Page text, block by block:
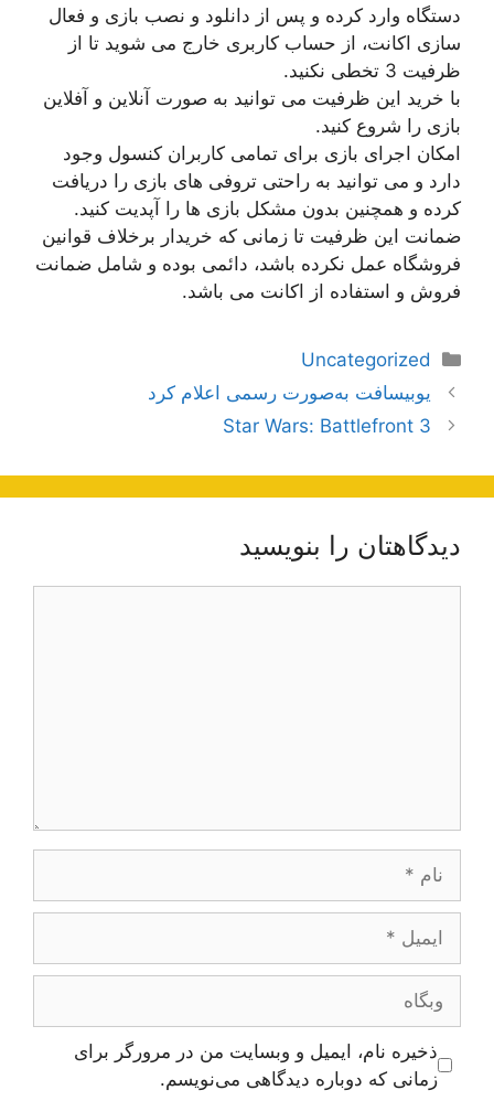
دستگاه وارد کرده و پس از دانلود و نصب بازی و فعال
سازی اکانت، از حساب کاربری خارج می شوید تا از
ظرفیت 3 تخطی نکنید.
با خرید این ظرفیت می توانید به صورت آنلاین و آفلاین
بازی را شروع کنید.
امکان اجرای بازی برای تمامی کاربران کنسول وجود
دارد و می توانید به راحتی تروفی های بازی را دریافت
کرده و همچنین بدون مشکل بازی ها را آپدیت کنید.
ضمانت این ظرفیت تا زمانی که خریدار برخلاف قوانین
فروشگاه عمل نکرده باشد، دائمی بوده و شامل ضمانت
فروش و استفاده از اکانت می باشد.
دسته‌ها
Uncategorized
ناوبری
نوشته‌ها
یوبیسافت به‌صورت رسمی اعلام کرد
Star Wars: Battlefront 3
دیدگاهتان را بنویسید
وبگاه
ذخیره نام، ایمیل و وبسایت من در مرورگر برای
زمانی که دوباره دیدگاهی می‌نویسم.